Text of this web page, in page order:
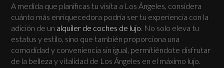
A medida que planificas tu visita a Los Ángeles, considera
cuánto más enriquecedora podría ser tu experiencia con la
adición de un alquiler de coches de lujo. No solo eleva tu
estatus y estilo, sino que también proporciona una
comodidad y conveniencia sin igual, permitiéndote disfrutar
de la belleza y vitalidad de Los Ángeles en el máximo lujo.